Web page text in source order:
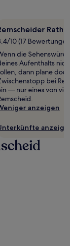
10 (17
die
Aufenthalts
dann plane
bei
— nur eines von
anzeigen